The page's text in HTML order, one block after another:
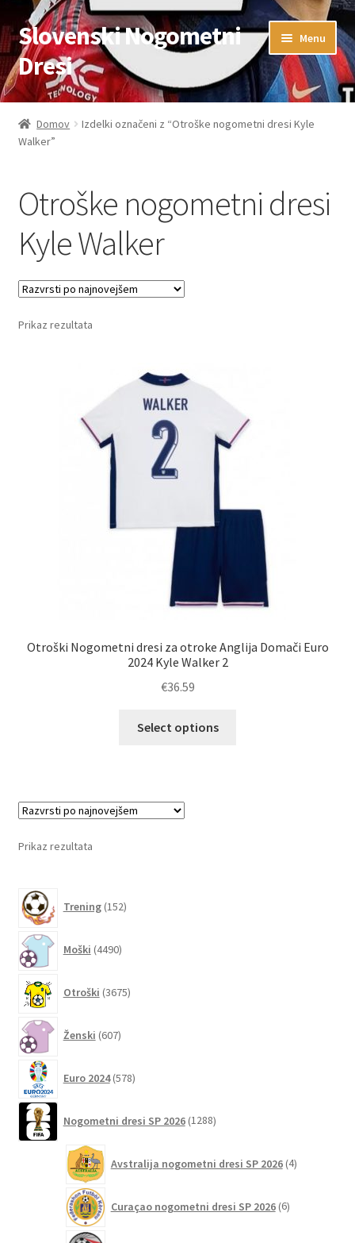
Skip
to
navigation
Skip
to
content
Slovenski Nogometni
Dresi
Menu
Domov
Blog
Kontaktiraj nas
Domov
Izdelki označeni z “Otroške nogometni dresi Kyle
Walker”
Otroške nogometni dresi
Kyle Walker
Prikaz rezultata
Otroški Nogometni dresi za otroke Anglija Domači Euro
2024 Kyle Walker 2
€36.59
Select options
Prikaz rezultata
Trening 152izdelkov
Moški 4490izdelkov
Otroški 3675izdelkov
Ženski 607izdelkov
Euro 2024 578izdelkov
Nogometni dresi SP 2026 1288izdelkov
Avstralija nogometni dresi SP 2026 4izdelki
Curaçao nogometni dresi SP 2026 6izdelkov